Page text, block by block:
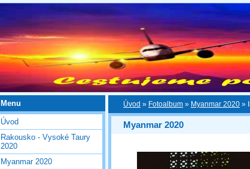
Úvod » Fotoalbum » Myanmar 2020 »
Myanmar 2020
Menu
Úvod
Rakousko - Vysoké Taury
2020
Myanmar 2020